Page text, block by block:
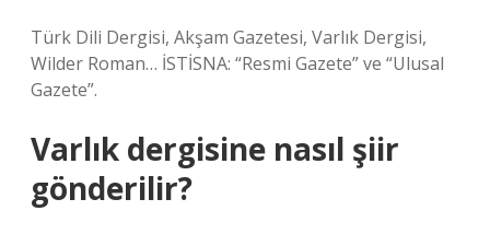
Türk Dili Dergisi, Akşam Gazetesi, Varlık Dergisi,
Wilder Roman… İSTİSNA: “Resmi Gazete” ve “Ulusal
Gazete”.
Varlık dergisine nasıl şiir
gönderilir?